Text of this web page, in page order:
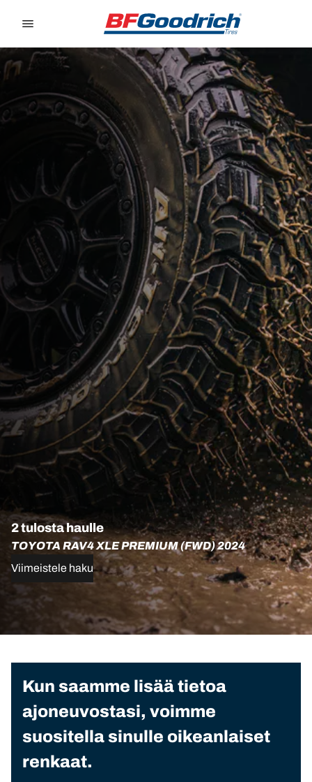
2 tulosta haulle
TOYOTA RAV4 XLE PREMIUM (FWD) 2024
Viimeistele haku
Kun saamme lisää tietoa
ajoneuvostasi, voimme
suositella sinulle oikeanlaiset
renkaat.